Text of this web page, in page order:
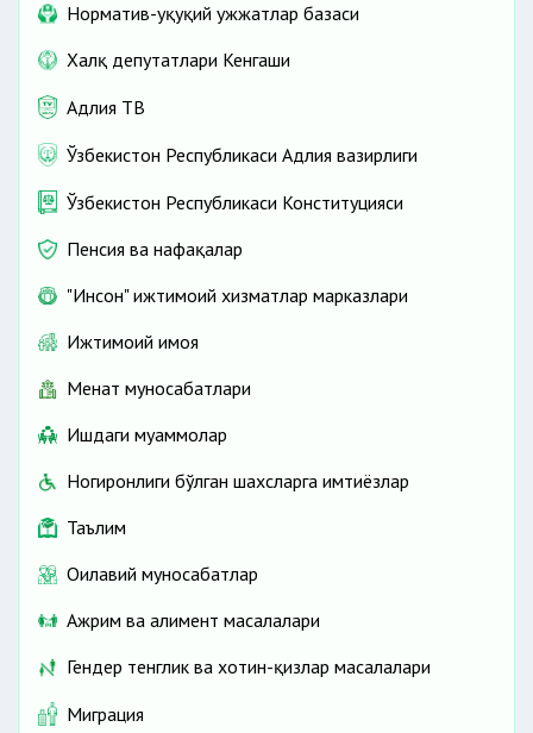
Норматив-ҳуқуқий ҳужжатлар базаси
Халқ депутатлари Кенгаши
Адлия ТВ
Ўзбекистон Республикаси Адлия вазирлиги
Ўзбекистон Республикаси Конституцияси
Пенсия ва нафақалар
"Инсон" ижтимоий хизматлар марказлари
Ижтимоий ҳимоя
Меҳнат муносабатлари
Ишдаги муаммолар
Ногиронлиги бўлган шахсларга имтиёзлар
Таълим
Оилавий муносабатлар
Ажрим ва алимент масалалари
Гендер тенглик ва хотин-қизлар масалалари
Миграция